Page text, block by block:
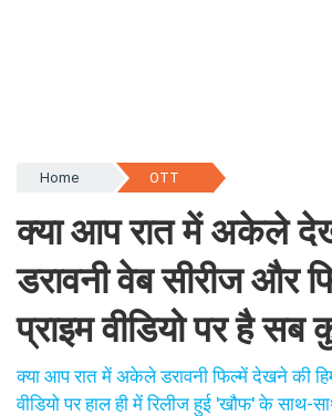
Home OTT
क्या आप रात में अकेले
डरावनी वेब सीरीज और
प्राइम वीडियो पर है सब
क्या आप रात में अकेले डरावनी फिल्में देखने की
वीडियो पर हाल ही में रिलीज हुई 'खौफ' के साथ-